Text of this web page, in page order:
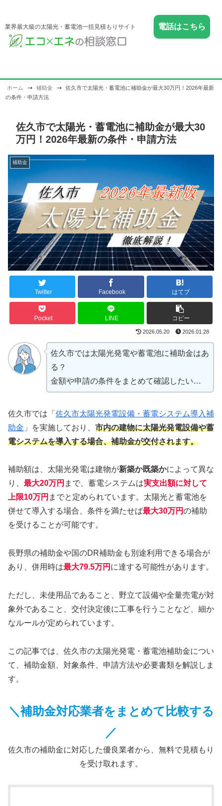
業界最大級の太陽光・蓄電池一括見積もりサイト 電話はこちら
ホーム 補助金
佐久市で太陽光・蓄電池に補助金が最大30万円！2026年最新
の条件・申請方法
佐久市で太陽光・蓄電池に補助金が最大30
万円！2026年最新の条件・申請方法
補助金
Twitter Facebook はてブ
Pocket LINE コピー
2026.05.20 2026.01.28
佐久市では太陽光発電や蓄電池に補助金はあ
る？
金額や申請の条件をまとめて確認したい…
佐久市では「 佐久市太陽光発電設備・蓄電システム導入補
助金 」を実施しており、 市内の建物に太陽光発電設備や蓄
電システムを導入する場合、補助金が交付されます。
補助額は、太陽光発電は建物が新築か既築かによって異な
り、 最大20万円 まで、蓄電システムは実支出額に対して
上限10万円 までと定められています。太陽光と蓄電池を
併せて導入する場合、条件を満たせば最大30万円の補助
を受けることが可能です。
長野県の補助金や国のDR補助金も別途利用できる場合が
あり、併用時は最大79.5万円 に達する可能性があります。
ただし、未使用品であること、野立て設備や全量売電が対
象外であること、交付決定後に工事を行うことなど、細か
なルールが定められています。
この記事では、佐久市の太陽光発電・蓄電池補助金につい
て、補助金額、対象条件、申請方法や必要書類を解説しま
す。
＼補助金対応業者をまとめて比較する
／
佐久市の補助金に対応した優良業者から、無料で見積もり
を受け取れます。